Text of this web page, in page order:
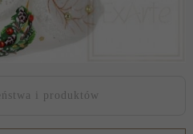
i produktów